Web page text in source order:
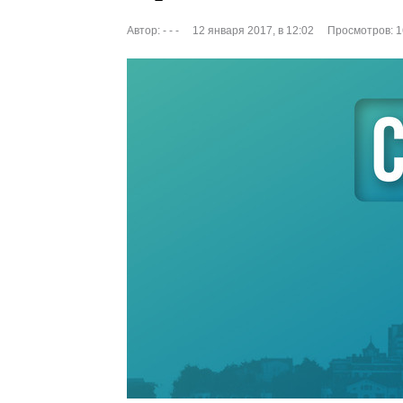
Автор: - - - 12 января 2017, в 12:02 Просмотров: